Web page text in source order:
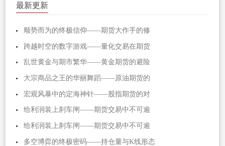
最新更新
顺势而为的终极信仰——期货大作手的修
跨越时空的数字游戏——量化交易在期货
乱世黄金与期市繁华——黄金期货的避险
大宗商品之王的华丽舞蹈——原油期货的
宏观风暴中的定海神针——股指期货的对
给利润装上刹车闸——期货交易中不可逾
给利润装上刹车闸——期货交易中不可逾
多空博弈的终极密码——持仓量与K线形态